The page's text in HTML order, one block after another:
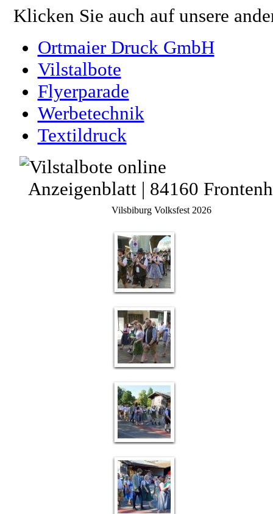
Klicken Sie auch auf unsere
Ortmaier Druck GmbH
Vilstalbote
Flyerparade
Werbetechnik
Textildruck
Anzeigenblatt | 84160
Vilsbiburg Volksfest 2026